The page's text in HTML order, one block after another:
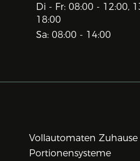
Di - Fr: 08:00 - 12:00,
18:00
Sa: 08:00 - 14:00
Vollautomaten Zuhause
Portionensysteme